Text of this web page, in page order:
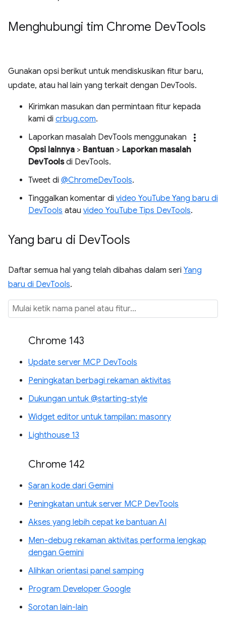
Menghubungi tim Chrome DevTools
Gunakan opsi berikut untuk mendiskusikan fitur baru,
update, atau hal lain yang terkait dengan DevTools.
Kirimkan masukan dan permintaan fitur kepada
kami di crbug.com.
Laporkan masalah DevTools menggunakan
more_vert
Opsi lainnya > Bantuan > Laporkan masalah
DevToolsdi DevTools.
Tweet di @ChromeDevTools.
Tinggalkan komentar di video YouTube Yang baru di
DevTools atau video YouTube Tips DevTools.
Yang baru di DevTools
Daftar semua hal yang telah dibahas dalam seri Yang
baru di DevTools.
Chrome 143
Update server MCP DevTools
Peningkatan berbagi rekaman aktivitas
Dukungan untuk @starting-style
Widget editor untuk tampilan: masonry
Lighthouse 13
Chrome 142
Saran kode dari Gemini
Peningkatan untuk server MCP DevTools
Akses yang lebih cepat ke bantuan AI
Men-debug rekaman aktivitas performa lengkap
dengan Gemini
Alihkan orientasi panel samping
Program Developer Google
Sorotan lain-lain